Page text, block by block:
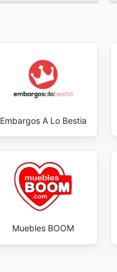
Embargos A Lo Bestia
Muebles BOOM